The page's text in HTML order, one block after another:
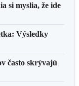
si myslia, že ide
Výsledky
často skrývajú